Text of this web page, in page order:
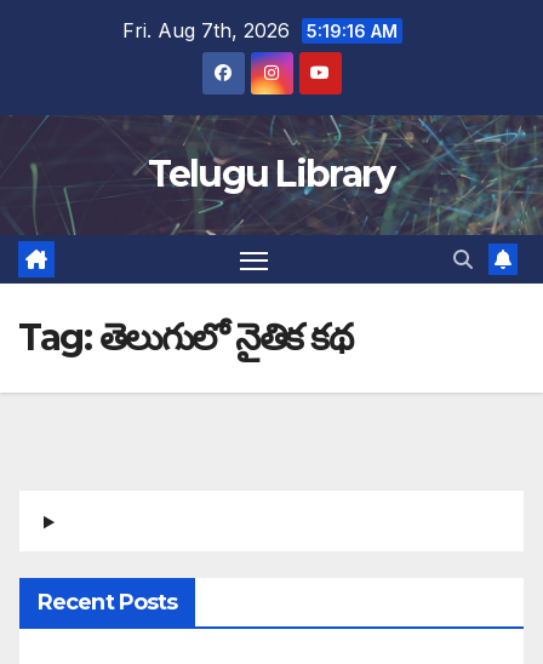
Fri. Aug 7th, 2026 5:19:17 AM
Telugu Library
Tag:తెలుగులో నైతిక కథ
Recent Posts